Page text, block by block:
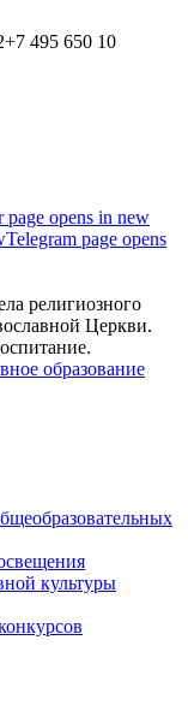
+7 495 650 10
page opens in new
Telegram page opens
религиозного
Церкви.
культуры